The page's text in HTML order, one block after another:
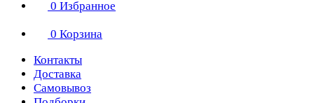
0 Избранное
0 Корзина
Контакты
Доставка
Самовывоз